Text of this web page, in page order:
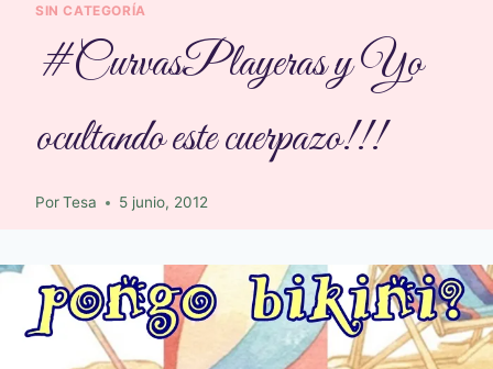
SIN CATEGORÍA
#CurvasPlayeras y Yo
ocultando este cuerpazo!!!
PorTesa 5 junio, 2012